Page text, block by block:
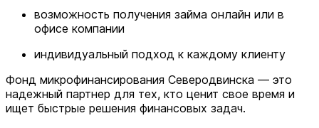
возможность получения займа онлайн или в
офисе компании
индивидуальный подход к каждому клиенту
Фонд микрофинансирования Северодвинска — это
надежный партнер для тех, кто ценит свое время и
ищет быстрые решения финансовых задач.